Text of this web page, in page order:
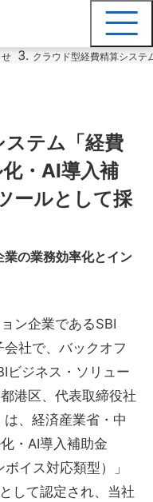
クラウド型経費精算システ
ステム「経費
・AI導入補
ールとして採
の業務効率化とイン
ン企業であるSBI
社で、バックオフ
ビジネス・ソリュー
港区、代表取締役社
、経済産業省・中
・AI導入補助金
イス対応類型）」
して認定され、当社